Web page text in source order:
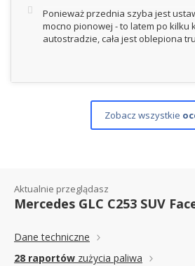
Ponieważ przednia szyba jest
mocno pionowej - to latem po kilku
autostradzie, cała jest oblepiona
Zobacz wszystkie
Aktualnie przeglądasz
Mercedes GLC C253 SUV
Dane techniczne
28 raportów zużycia paliwa